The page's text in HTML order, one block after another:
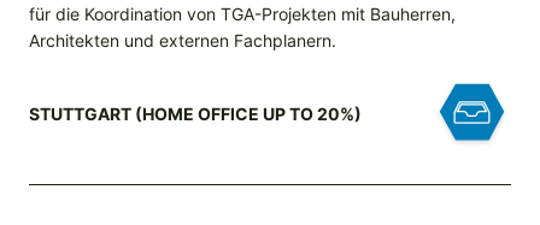
für die Koordination von TGA-Projekten mit Bauherren,
Architekten und externen Fachplanern.
STUTTGART (HOME OFFICE UP TO 20%)